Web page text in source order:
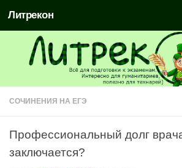
Литрекон
СОЧИНЕНИЯ НА ЕГЭ
Профессиональный долг
заключается?